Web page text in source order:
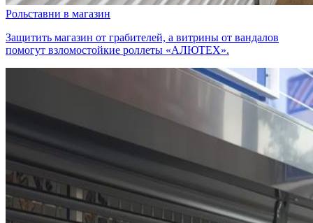
Рольставни в магазин
Защитить магазин от грабителей, а витрины от вандалов
помогут взломостойкие роллеты «АЛЮТЕХ».